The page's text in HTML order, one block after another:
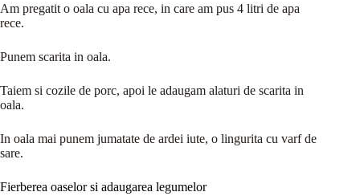
Am pregatit o oala cu apa rece, in care am pus 4 litri de apa
rece.
Punem scarita in oala.
Taiem si cozile de porc, apoi le adaugam alaturi de scarita in
oala.
In oala mai punem jumatate de ardei iute, o lingurita cu varf de
sare.
Fierberea oaselor si adaugarea legumelor